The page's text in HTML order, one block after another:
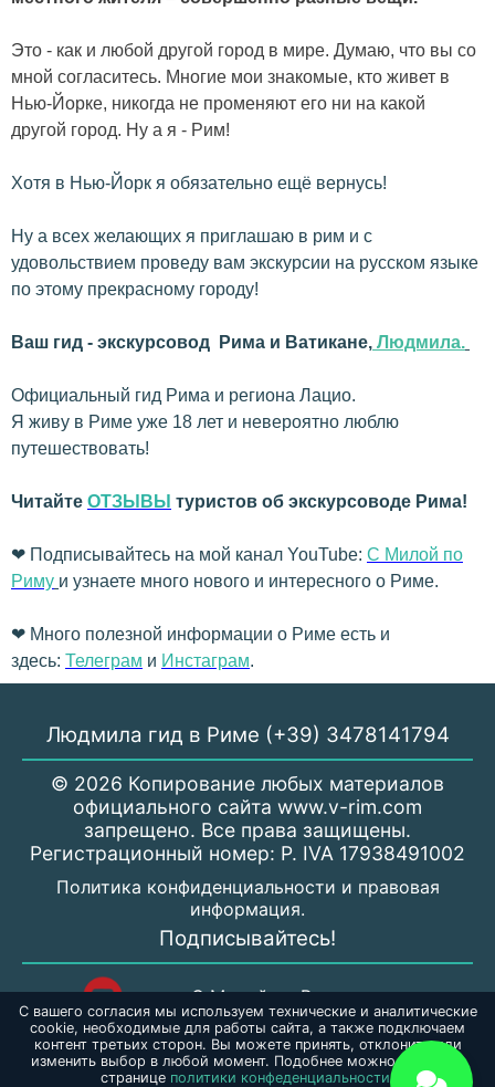
С вашего согласия мы используем технические и аналитические
cookie, необходимые для работы сайта, а также подключаем
контент третьих сторон. Вы можете принять, отклонить или
изменить выбор в любой момент. Подобнее можно узнать на
странице политики конфеденциальности.
Это - как и любой другой город в мире. Думаю, что вы со
мной согласитесь. Многие мои знакомые, кто живет в
Нью-Йорке, никогда не променяют его ни на какой
другой город. Ну а я - Рим!
Хотя в Нью-Йорк я обязательно ещё вернусь!
Ну а всех желающих я приглашаю в рим и с
удовольствием проведу вам экскурсии на русском языке
по этому прекрасному городу!
Ваш гид - экскурсовод Рима и Ватикане, Людмила.
Официальный гид Рима и региона Лацио.
Я живу в Риме уже 18 лет и невероятно люблю
путешествовать!
Читайте ОТЗЫВ Ы туристов об экскурсоводе Рима!
❤ Подписывайтесь на мой канал YouTube: С Милой по
Риму и узнаете много нового и интересного о Риме.
❤ Много полезной информации о Риме есть и
здесь: Телеграм и Инстаграм.
Людмила гид в Риме (+39) 3478141794
© 2026 Копирование любых материалов
официального сайта www.v-rim.com
запрещено. Все права защищены.
Регистрационный номер: P. IVA 17938491002
Политика конфиденциальности и правовая
информация.
Подписывайтесь!
С Милой по Риму
gidporimu_mila